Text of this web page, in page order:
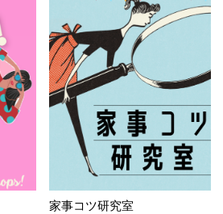
家事コツ研究室